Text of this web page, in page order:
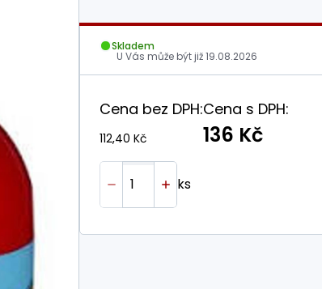
Skladem
U Vás může být již19.08.2026
Cena bez DPH:
112,40 Kč
Cena s DPH:
136 Kč
ks